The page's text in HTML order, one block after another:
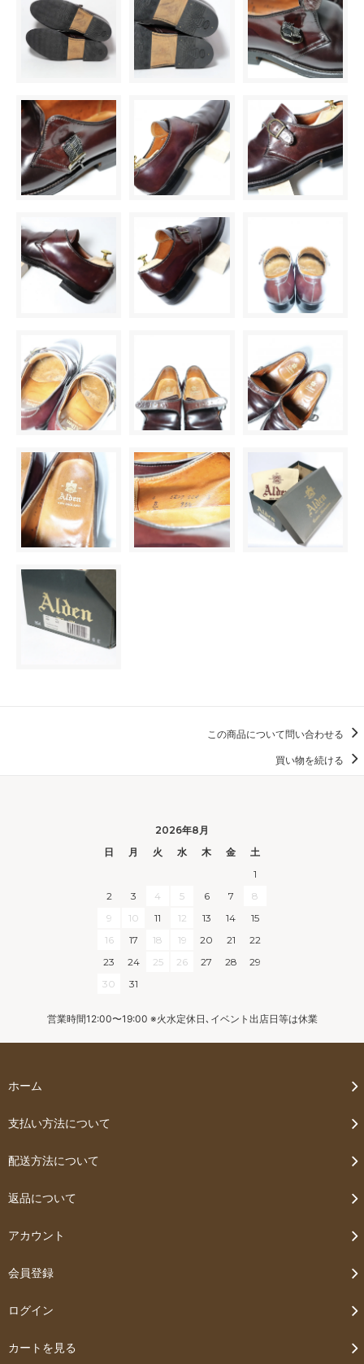
この商品について問い合わせる
買い物を続ける
2026年8月
日
月 火 水 木 金
土
1
2
3 4 5 6 7
8
9
10 11 12 13 14
15
16
17 18 19 20 21
22
23
24 25 26 27 28
29
30
31
営業時間12:00〜19:00 ※火水定休日､イベント出店日等は休業
ホーム
支払い方法について
配送方法について
返品について
アカウント
会員登録
ログイン
カートを見る